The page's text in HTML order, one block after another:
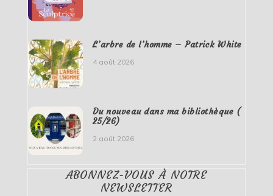
L’arbre de l’homme – Patrick White
4 août 2026
Du nouveau dans ma bibliothèque (
25/26)
2 août 2026
ABONNEZ-VOUS À NOTRE
NEWSLETTER